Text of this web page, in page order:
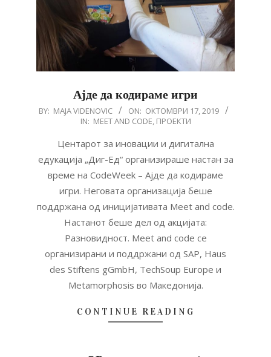
Ајде да кодираме игри
2019-
BY: MAJA VIDENOVIC ON: ОКТОМВРИ 17, 2019
IN: MEET AND CODE, ПРОЕКТИ
Центарот за иновации и дигитална
едукација „Диг-Ед“ организираше настан за
време на CodeWeek – Ајде да кодираме
игри. Неговата организација беше
поддржана од иницијативата Meet and code.
Настанот беше дел од акцијата:
Разновидност. Meet and code се
организирани и поддржани од SAP, Haus
des Stiftens gGmbH, TechSoup Europe и
Metamorphosis во Македонија.
CONTINUE READING